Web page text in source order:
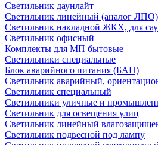
Светильник даунлайт
Светильник линейный (аналог ЛПО)
Светильник накладной ЖКХ, для
Светильник офисный
Комплекты для МП бытовые
Светильники специальные
Блок аварийного питания (БАП)
Светильник аварийный,
Светильник специальный
Светильники уличные и
Светильник для освещения улиц
Светильник линейный
Светильник подвесной под лампу